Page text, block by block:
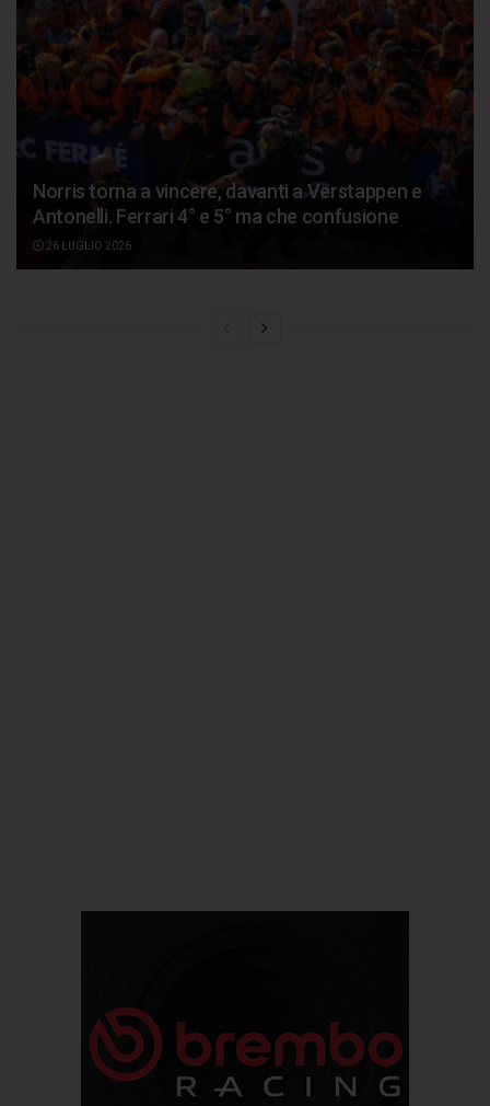
Norris torna a vincere, davanti a Verstappen e
Antonelli. Ferrari 4° e 5° ma che confusione
26 LUGLIO 2026